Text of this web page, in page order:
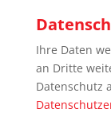
Ihre Daten
an Dritte
Datenschutz